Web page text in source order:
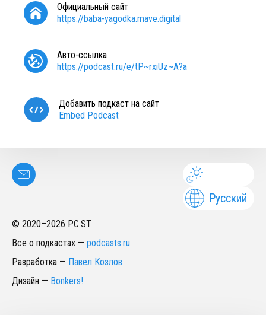
Официальный сайт
https://baba-yagodka.mave.digital
Авто-ссылка
https://podcast.ru/e/tP~rxiUz~A?a
Добавить подкаст на сайт
Embed Podcast
Русский
© 2020–2026 PC.ST
Все о подкастах — podcasts.ru
Разработка — Павел Козлов
Дизайн — Bonkers!